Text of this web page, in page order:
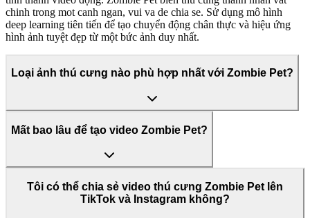
chinh trong mot canh ngan, vui va de chia se. Sử dụng mô hình
deep learning tiên tiến để tạo chuyển động chân thực và hiệu ứng
hình ảnh tuyệt đẹp từ một bức ảnh duy nhất.
Loại ảnh thú cưng nào phù hợp nhất với Zombie Pet?
Mất bao lâu để tạo video Zombie Pet?
Tôi có thể chia sẻ video thú cưng Zombie Pet lên
TikTok và Instagram không?